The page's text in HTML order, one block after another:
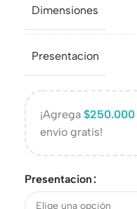
Dimensiones
Presentacion
¡Agrega $250.000
envío gratis!
Presentacion